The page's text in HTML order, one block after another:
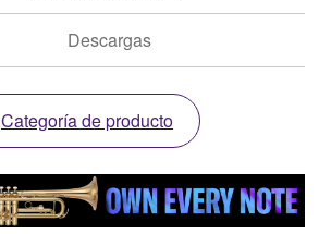
Descargas
Categoría de producto